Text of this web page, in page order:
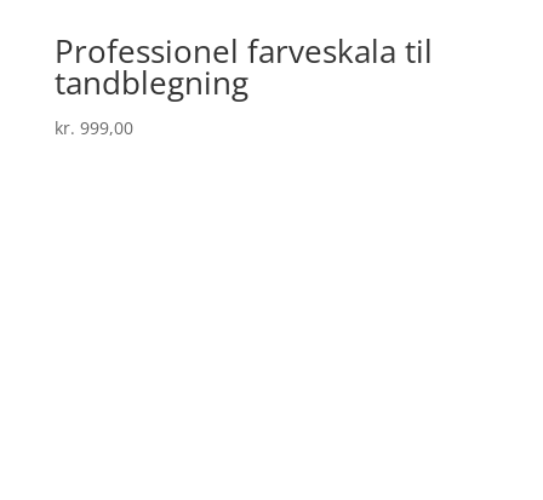
Professionel farveskala til
tandblegning
kr. 999,00